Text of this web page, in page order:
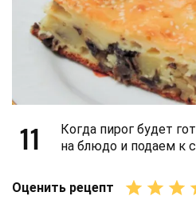
11
Когда пирог будет
на блюдо и подаем к
Оценить рецепт